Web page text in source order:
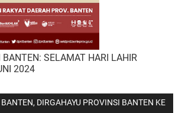
BANTEN: SELAMAT HARI LAHIR
2024
DIRGAHAYU PROVINSI BANTEN KE